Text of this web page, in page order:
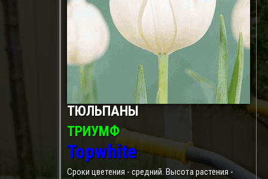
ТЮЛЬПАНЫ
ТРИУМФ
Topwhite
Сроки цветения - средний. Высота растения -